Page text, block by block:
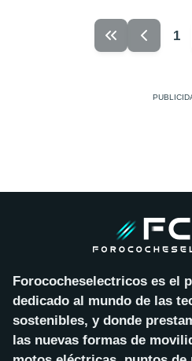
1
Forococheselectricos es el
dedicado al mundo de las
sostenibles, y donde
las nuevas formas de